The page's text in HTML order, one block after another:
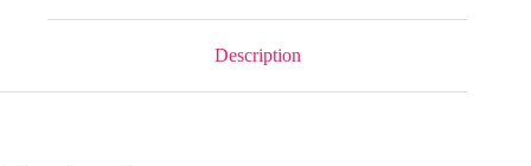
Description